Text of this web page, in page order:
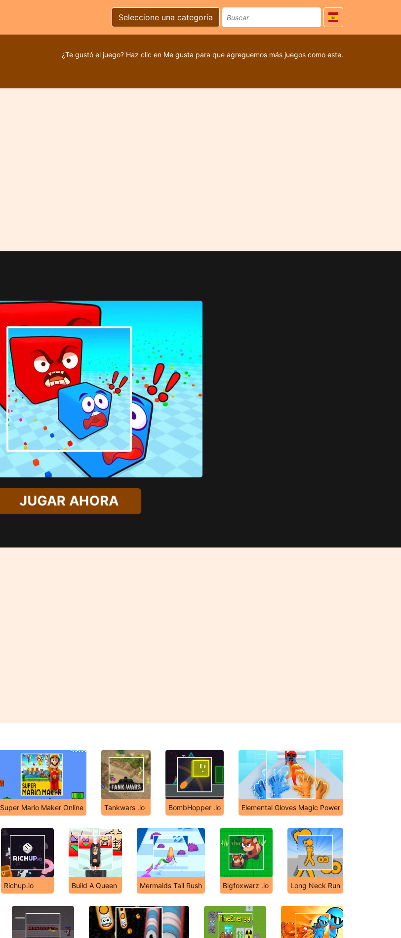
Seleccione una categoría
¿Te gustó el juego? Haz clic en Me gusta para que agreguemos más juegos como este.
JUGAR AHORA
Super Mario Maker Online Tankwars .io BombHopper .io Elemental Gloves Magic Power
Richup.io Build A Queen Mermaids Tail Rush Bigfoxwarz .io Long Neck Run